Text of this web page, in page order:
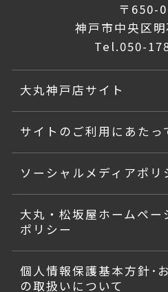
〒650-
神戸市中央区
Tel.050-
大丸神戸店サイト
サイトのご利用にあたっ
ソーシャルメディアポリ
大丸・松坂屋ホームペー
ポリシー
個人情報保護基本方針･
の取扱いについて